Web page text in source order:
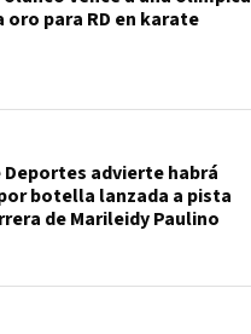
oro para RD en karate
advierte habrá
botella lanzada a pista
de Marileidy Paulino